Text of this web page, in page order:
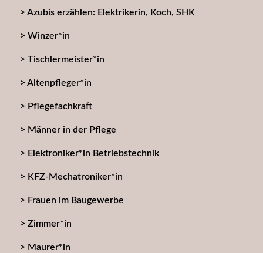
Azubis erzählen: Elektrikerin, Koch, SHK
Winzer*in
Tischlermeister*in
Altenpfleger*in
Pflegefachkraft
Männer in der Pflege
Elektroniker*in Betriebstechnik
KFZ-Mechatroniker*in
Frauen im Baugewerbe
Zimmer*in
Maurer*in